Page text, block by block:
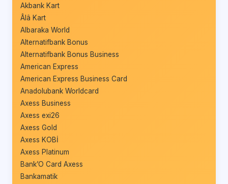
Akbank Kart
Âlâ Kart
Albaraka World
Alternatifbank Bonus
Alternatifbank Bonus Business
American Express
American Express Business Card
Anadolubank Worldcard
Axess Business
Axess exi26
Axess Gold
Axess KOBİ
Axess Platinum
Bank’O Card Axess
Bankamatik